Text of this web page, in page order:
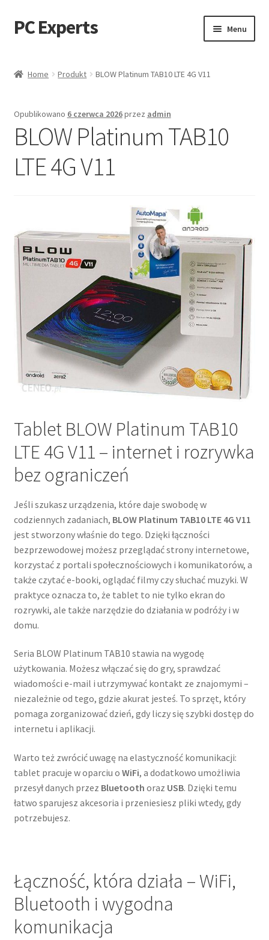
Przejdź
do
Przejdź
do
PC Experts Menu
Home Produkt BLOW Platinum TAB10 LTE 4G V11
Opublikowano 6 czerwca 2026przez admin
BLOW Platinum TAB10
LTE 4G V11
Tablet BLOW Platinum TAB10
LTE 4G V11 – internet i rozrywka
bez ograniczeń
Jeśli szukasz urządzenia, które daje swobodę w
codziennych zadaniach, BLOW Platinum TAB10 LTE 4G V11
jest stworzony właśnie do tego. Dzięki łączności
bezprzewodowej możesz przeglądać strony internetowe,
korzystać z portali społecznościowych i komunikatorów, a
także czytać e-booki, oglądać filmy czy słuchać muzyki. W
praktyce oznacza to, że tablet to nie tylko ekran do
rozrywki, ale także narzędzie do działania w podróży i w
domu.
Seria BLOW Platinum TAB10 stawia na wygodę
użytkowania. Możesz włączać się do gry, sprawdzać
wiadomości e-mail i utrzymywać kontakt ze znajomymi –
niezależnie od tego, gdzie akurat jesteś. To sprzęt, który
pomaga zorganizować dzień, gdy liczy się szybki dostęp do
internetu i aplikacji.
Warto też zwrócić uwagę na elastyczność komunikacji:
tablet pracuje w oparciu o WiFi, a dodatkowo umożliwia
przesył danych przez Bluetooth oraz USB. Dzięki temu
łatwo sparujesz akcesoria i przeniesiesz pliki wtedy, gdy
potrzebujesz.
Łączność, która działa – WiFi,
Bluetooth i wygodna
komunikacja